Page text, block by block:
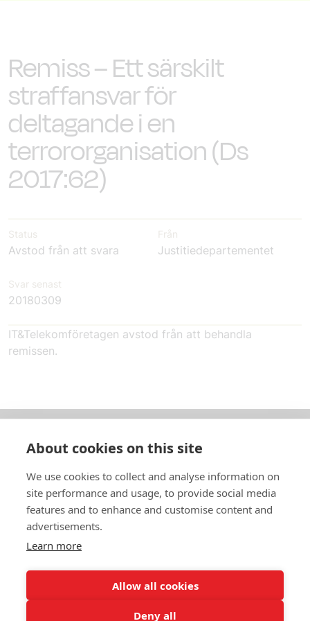
Remiss – Ett särskilt
straffansvar för
deltagande i en
terrororganisation (Ds
2017:62)
Status
Avstod från att svara
Från
Justitiedepartementet
Svar senast
20180309
IT&Telekomföretagen avstod från att behandla
remissen.
In English
Standardavtal
Snabblänkar
In English
About cookies on this site
We use cookies to collect and analyse information on
site performance and usage, to provide social media
features and to enhance and customise content and
advertisements.
Learn more
Allow all cookies
Deny all